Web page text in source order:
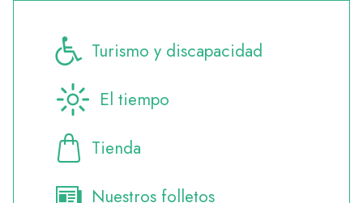
Turismo y discapacidad
El tiempo
Tienda
Nuestros folletos